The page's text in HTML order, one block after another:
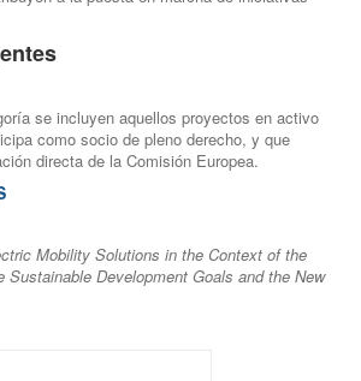
se incluyen aquellos proyectos en activo
como socio de pleno derecho, y que
directa de la Comisión Europea.
Mobility Solutions in the Context of the
Sustainable Development Goals and the New